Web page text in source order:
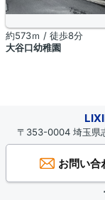
約573ｍ / 徒歩8分
大谷口幼稚園
〒353-0004 埼玉県
お問い合